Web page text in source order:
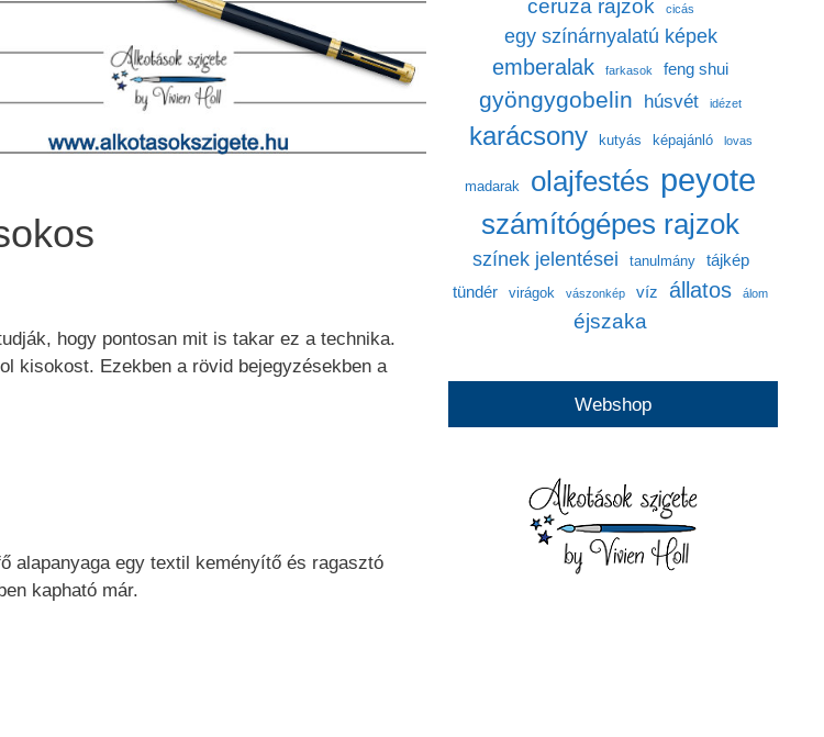
hogy pontosan mit is takar ez a technika.
kisokost. Ezekben a rövid bejegyzésekben a
alapanyaga egy textil keményítő és ragasztó
kapható már.
ceruza rajzok cicás
egy színárnyalatú képek
emberalak farkasok feng shui
gyöngygobelin húsvét idézet
karácsony kutyás képajánló lovas
madarak olajfestés peyote
számítógépes rajzok
színek jelentései tanulmány
tájkép
tündér
virágok vászonkép víz állatos álom
éjszaka
Webshop